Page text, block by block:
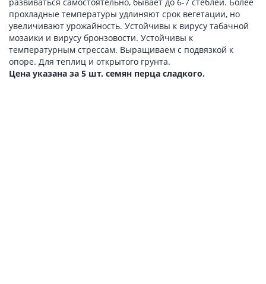
прохладные температуры удлиняют срок вегетации, но
увеличивают урожайность. Устойчивы к вирусу табачной
мозаики и вирусу бронзовости. Устойчивы к
температурным стрессам. Выращиваем с подвязкой к
опоре. Для теплиц и открытого грунта.
Цена указана за 5 шт. семян перца сладкого.